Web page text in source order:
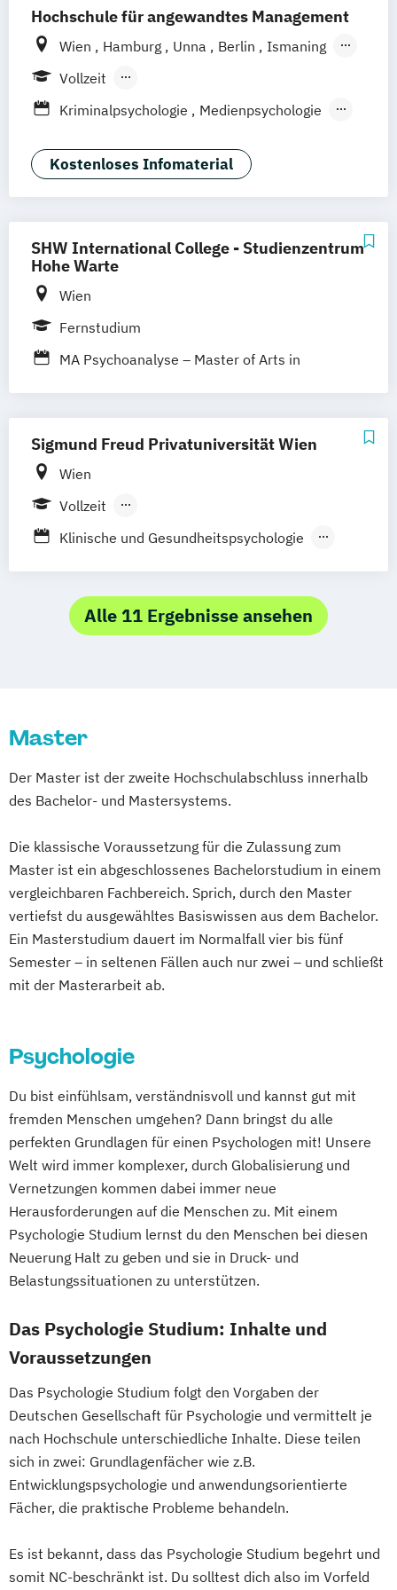
Hochschule für angewandtes Management
Wien Hamburg Unna Berlin
Ismaning
Mannheim
Vollzeit
Berufsbegleitendes Präsenzstudium
Kriminalpsychologie
Medienpsychologie
Wirtschaftspsychologie
Wirtschaftspsychologie - Digital
Leistungspsychologie
Kostenloses Infomaterial
SHW International College - Studienzentrum
Hohe Warte
Wien
Fernstudium
MA Psychoanalyse – Master of Arts in
Sigmund Freud Privatuniversität Wien
Wien
Vollzeit
Berufsbegleitender Präsenzlehrgang
Klinische und Gesundheitspsychologie
Psychologie
Psychosoziale Beratung bei Krise und
Alle 11 Ergebnisse ansehen
Master
Der Master ist der zweite Hochschulabschluss innerhalb
des Bachelor- und Mastersystems.
Die klassische Voraussetzung für die Zulassung zum
Master ist ein abgeschlossenes Bachelorstudium in einem
vergleichbaren Fachbereich. Sprich, durch den Master
vertiefst du ausgewähltes Basiswissen aus dem Bachelor.
Ein Masterstudium dauert im Normalfall vier bis fünf
Semester – in seltenen Fällen auch nur zwei – und schließt
mit der Masterarbeit ab.
Psychologie
Du bist einfühlsam, verständnisvoll und kannst gut mit
fremden Menschen umgehen? Dann bringst du alle
perfekten Grundlagen für einen Psychologen mit! Unsere
Welt wird immer komplexer, durch Globalisierung und
Vernetzungen kommen dabei immer neue
Herausforderungen auf die Menschen zu. Mit einem
Psychologie Studium lernst du den Menschen bei diesen
Neuerung Halt zu geben und sie in Druck- und
Belastungssituationen zu unterstützen.
Das Psychologie Studium: Inhalte und
Voraussetzungen
Das Psychologie Studium folgt den Vorgaben der
Deutschen Gesellschaft für Psychologie und vermittelt je
nach Hochschule unterschiedliche Inhalte. Diese teilen
sich in zwei: Grundlagenfächer wie z.B.
Entwicklungspsychologie und anwendungsorientierte
Fächer, die praktische Probleme behandeln.
Es ist bekannt, dass das Psychologie Studium begehrt und
somit NC-beschränkt ist. Du solltest dich also im Vorfeld